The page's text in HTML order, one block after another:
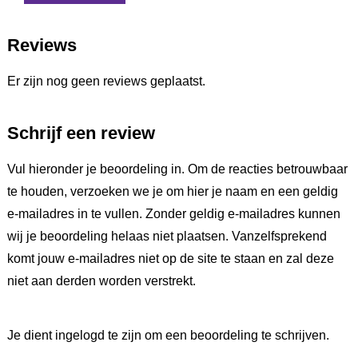
Reviews
Er zijn nog geen reviews geplaatst.
Schrijf een review
Vul hieronder je beoordeling in. Om de reacties betrouwbaar
te houden, verzoeken we je om hier je naam en een geldig
e-mailadres in te vullen. Zonder geldig e-mailadres kunnen
wij je beoordeling helaas niet plaatsen. Vanzelfsprekend
komt jouw e-mailadres niet op de site te staan en zal deze
niet aan derden worden verstrekt.
Je dient ingelogd te zijn om een beoordeling te schrijven.